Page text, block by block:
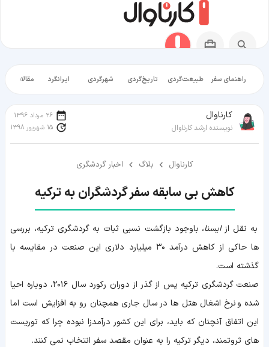
راهنمای سفر طبیعت‌گردی تاریخ‌گردی شهرگردی ایرانگرد مقالات
کارناوال
نویسنده ارشد کارناوال
26 مرداد 1396
15 شهریور 1398
کارناوال بلاگ اخبار گردشگری
کاهش بی سابقه سفر گردشگران به ترکیه
به نقل ازایسنا، باوجود بازگشت نسبی ثبات به گردشگری ترکیه، بررسی
ها حاکی از کاهش درآمد ۳۰ میلیارد دلاری این صنعت در مقایسه با
گذشته است.
صنعت گردشگری ترکیه پس از گذر از دوران رکورد سال ۲۰۱۶، دوباره احیا
شده و نرخ اشغال هتل ها در سال جاری همچنان رو به افزایش است اما
این اتفاق آنچنان که باید، برای این کشور درآمدزا نبوده چرا که توریست
های ثروتمند، دیگر ترکیه را به عنوان مقصد سفر انتخاب نمی کنند.